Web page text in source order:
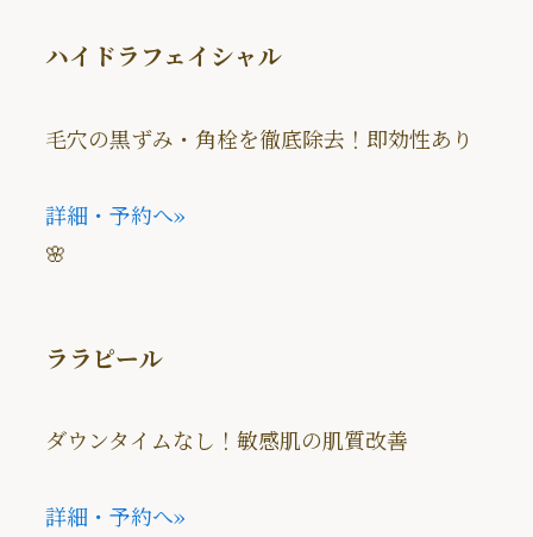
ハイドラフェイシャル
毛穴の黒ずみ・角栓を徹底除去！即効性あり
詳細・予約へ»
🌸
ララピール
ダウンタイムなし！敏感肌の肌質改善
詳細・予約へ»